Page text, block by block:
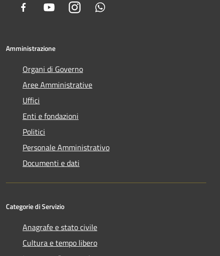
Facebook YoutubeInstagram
Amministrazione
Organi di Governo
Aree Amministrative
Uffici
Enti e fondazioni
Politici
Personale Amministrativo
Documenti e dati
Categorie di Servizio
Anagrafe e stato civile
Cultura e tempo libero